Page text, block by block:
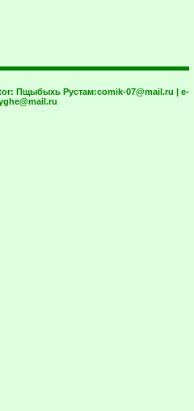
Пщыбыхь Рустам:comik-07@mail.ru | e-